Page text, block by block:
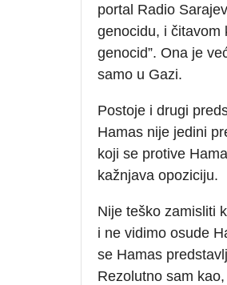
portal Radio
genocidu, i čitavom
genocid”. Ona je
samo u Gazi.
Postoje i drugi
Hamas nije jedini
koji se protive
kažnjava opoziciju.
Nije teško zamisliti
i ne vidimo osude
se Hamas
Rezolutno sam